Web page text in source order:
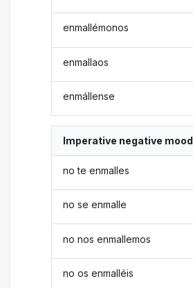
enmallémonos
enmallaos
enmállense
Imperative negative mood
no te enmalles
no se enmalle
no nos enmallemos
no os enmalléis